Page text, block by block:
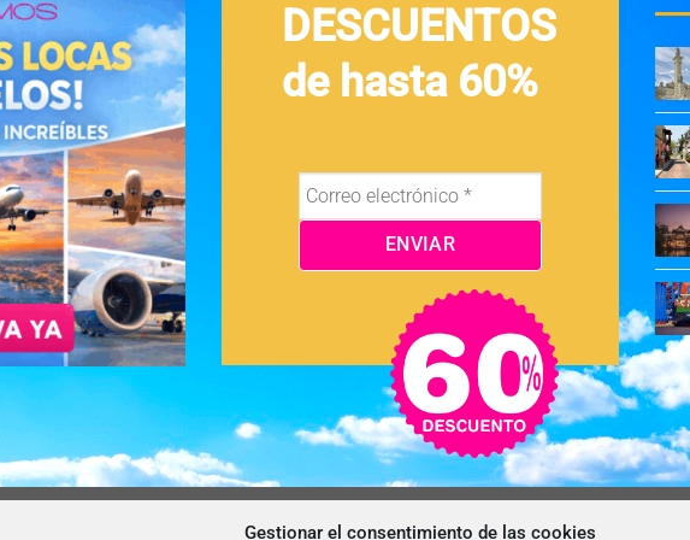
Gestionar el consentimiento de las cookies
DESCUENTOS
de hasta 60%